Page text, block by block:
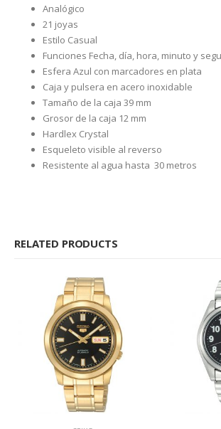
Analógico
21 joyas
Estilo Casual
Funciones Fecha, día, hora, minuto y
Esfera Azul con marcadores en plata
Caja y pulsera en acero inoxidable
Tamaño de la caja 39 mm
Grosor de la caja 12 mm
Hardlex Crystal
Esqueleto visible al reverso
Resistente al agua hasta 30 metros
RELATED PRODUCTS